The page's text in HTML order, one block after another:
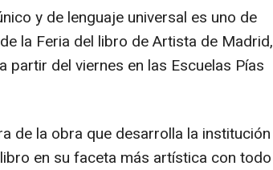
y de lenguaje universal es uno de
la Feria del libro de Artista de Madrid,
partir del viernes en las Escuelas Pías
de la obra que desarrolla la institución
en su faceta más artística con todo